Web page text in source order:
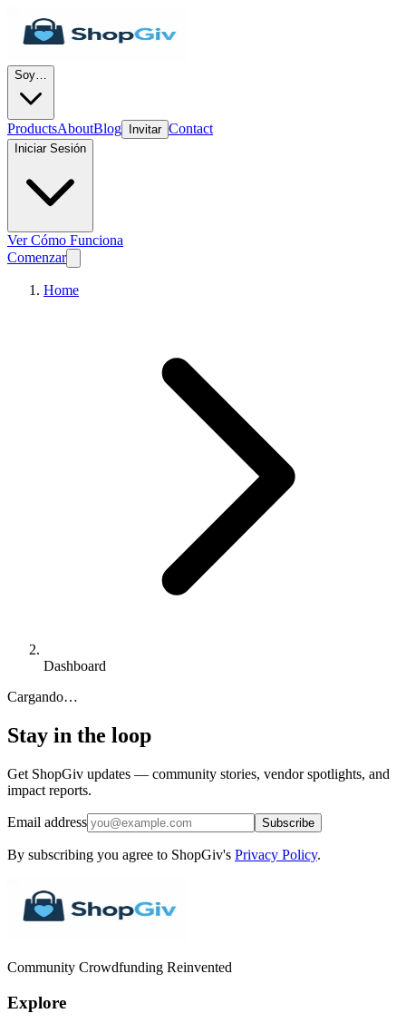
Soy…
ProductsAboutBlog Invitar Contact
Iniciar Sesión
Ver Cómo Funciona
Comenzar
Home
Dashboard
Cargando…
Stay in the loop
Get ShopGiv updates — community stories, vendor spotlights, and
impact reports.
Email address Subscribe
By subscribing you agree to ShopGiv's Privacy Policy.
Community Crowdfunding Reinvented
Explore